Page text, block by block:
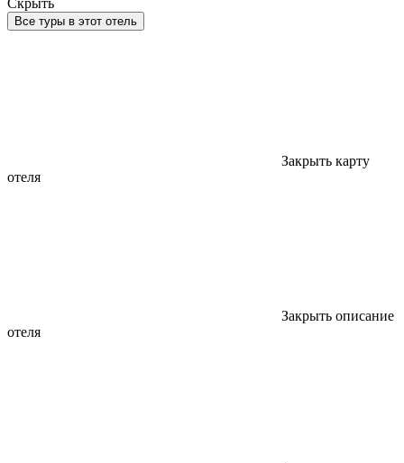
Все туры в этот отель
Закрыть карту
отеля
Закрыть описание
отеля